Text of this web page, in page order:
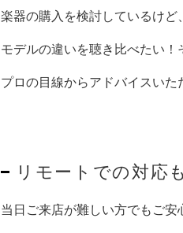
楽器の購入を検討しているけど
モデルの違いを聴き比べたい
プロの目線からアドバイスい
リモートでの対応
当日ご来店が難しい方でもご